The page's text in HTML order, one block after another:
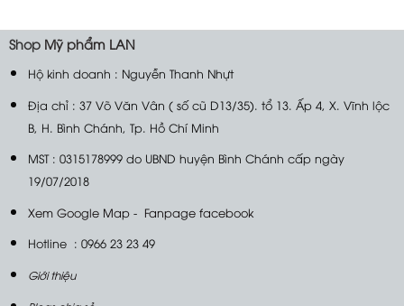
Shop Mỹ phẩm LAN
Hộ kinh doanh : Nguyễn Thanh Nhựt
Địa chỉ : 37 Võ Văn Vân ( số cũ D13/35). tổ 13. Ấp 4, X. Vĩnh lộc
B, H. Bình Chánh, Tp. Hồ Chí Minh
MST : 0315178999 do UBND huyện Bình Chánh cấp ngày
19/07/2018
Xem Google Map- Fanpage facebook
Hotline : 0966 23 23 49
Giới thiệu